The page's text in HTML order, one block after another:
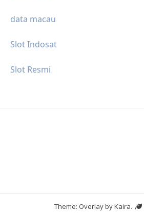
data macau
Slot Indosat
Slot Resmi
Theme: Overlay byKaira.